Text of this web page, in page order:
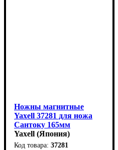
Ножны магнитные
Yaxell 37281 для ножа
Сантоку 165мм
Yaxell (Япония)
37281